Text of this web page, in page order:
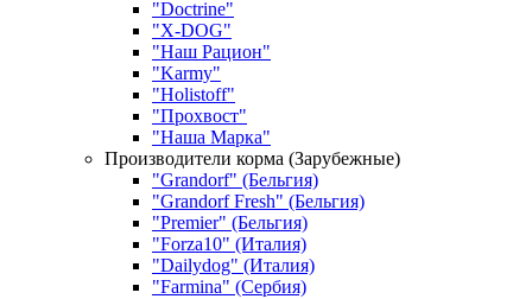
"Doctrine"
"X-DOG"
"Наш Рацион"
"Karmy"
"Holistoff"
"Прохвост"
"Наша Марка"
Производители корма (Зарубежные)
"Grandorf" (Бельгия)
"Grandorf Fresh" (Бельгия)
"Premier" (Бельгия)
"Forza10" (Италия)
"Dailydog" (Италия)
"Farmina" (Сербия)